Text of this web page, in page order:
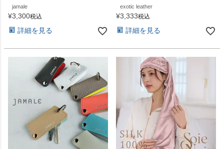
jamale
¥3,300税込
詳細を見る
exotic leather
¥3,333税込
詳細を見る